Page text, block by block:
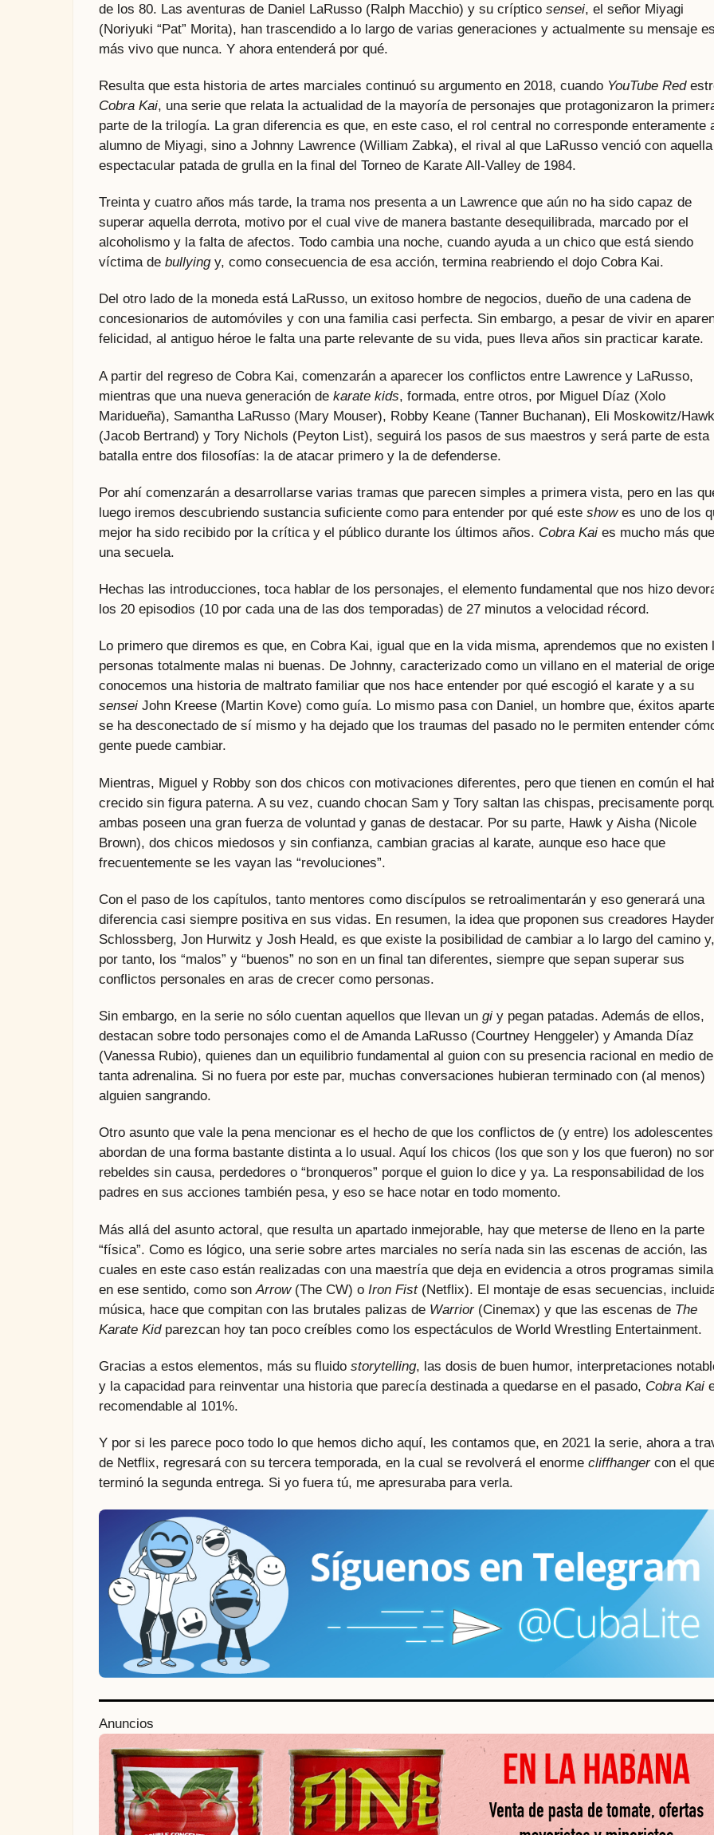
de los 80. Las aventuras de Daniel LaRusso (Ralph Macchio) y su críptico sensei, el señor Miyagi
(Noriyuki “Pat” Morita), han trascendido a lo largo de varias generaciones y actualmente su mensaje
más vivo que nunca. Y ahora entenderá por qué.
Resulta que esta historia de artes marciales continuó su argumento en 2018, cuando YouTube Red
Cobra Kai, una serie que relata la actualidad de la mayoría de personajes que protagonizaron la
parte de la trilogía. La gran diferencia es que, en este caso, el rol central no corresponde enteramente
alumno de Miyagi, sino a Johnny Lawrence (William Zabka), el rival al que LaRusso venció con aquella
espectacular patada de grulla en la final del Torneo de Karate All-Valley de 1984.
Treinta y cuatro años más tarde, la trama nos presenta a un Lawrence que aún no ha sido capaz de
superar aquella derrota, motivo por el cual vive de manera bastante desequilibrada, marcado por el
alcoholismo y la falta de afectos. Todo cambia una noche, cuando ayuda a un chico que está siendo
víctima de bullyingy, como consecuencia de esa acción, termina reabriendo el dojo Cobra Kai.
Del otro lado de la moneda está LaRusso, un exitoso hombre de negocios, dueño de una cadena de
concesionarios de automóviles y con una familia casi perfecta. Sin embargo, a pesar de vivir en
felicidad, al antiguo héroe le falta una parte relevante de su vida, pues lleva años sin practicar karate.
A partir del regreso de Cobra Kai, comenzarán a aparecer los conflictos entre Lawrence y LaRusso,
mientras que una nueva generación de karate kids, formada, entre otros, por Miguel Díaz (Xolo
Maridueña), Samantha LaRusso (Mary Mouser), Robby Keane (Tanner Buchanan), Eli Moskowitz/Hawk
(Jacob Bertrand) y Tory Nichols (Peyton List), seguirá los pasos de sus maestros y será parte de esta
batalla entre dos filosofías: la de atacar primero y la de defenderse.
Por ahí comenzarán a desarrollarse varias tramas que parecen simples a primera vista, pero en las
luego iremos descubriendo sustancia suficiente como para entender por qué este showes uno de los
mejor ha sido recibido por la crítica y el público durante los últimos años. Cobra Kai es mucho más que
una secuela.
Hechas las introducciones, toca hablar de los personajes, el elemento fundamental que nos hizo
los 20 episodios (10 por cada una de las dos temporadas) de 27 minutos a velocidad récord.
Lo primero que diremos es que, en Cobra Kai, igual que en la vida misma, aprendemos que no existen
personas totalmente malas ni buenas. De Johnny, caracterizado como un villano en el material de
conocemos una historia de maltrato familiar que nos hace entender por qué escogió el karate y a su
sensei John Kreese (Martin Kove) como guía. Lo mismo pasa con Daniel, un hombre que, éxitos
se ha desconectado de sí mismo y ha dejado que los traumas del pasado no le permiten entender
gente puede cambiar.
Mientras, Miguel y Robby son dos chicos con motivaciones diferentes, pero que tienen en común el
crecido sin figura paterna. A su vez, cuando chocan Sam y Tory saltan las chispas, precisamente
ambas poseen una gran fuerza de voluntad y ganas de destacar. Por su parte, Hawk y Aisha (Nicole
Brown), dos chicos miedosos y sin confianza, cambian gracias al karate, aunque eso hace que
frecuentemente se les vayan las “revoluciones”.
Con el paso de los capítulos, tanto mentores como discípulos se retroalimentarán y eso generará una
diferencia casi siempre positiva en sus vidas. En resumen, la idea que proponen sus creadores
Schlossberg, Jon Hurwitz y Josh Heald, es que existe la posibilidad de cambiar a lo largo del camino y,
por tanto, los “malos” y “buenos” no son en un final tan diferentes, siempre que sepan superar sus
conflictos personales en aras de crecer como personas.
Sin embargo, en la serie no sólo cuentan aquellos que llevan un gi y pegan patadas. Además de ellos,
destacan sobre todo personajes como el de Amanda LaRusso (Courtney Henggeler) y Amanda Díaz
(Vanessa Rubio), quienes dan un equilibrio fundamental al guion con su presencia racional en medio de
tanta adrenalina. Si no fuera por este par, muchas conversaciones hubieran terminado con (al menos)
alguien sangrando.
Otro asunto que vale la pena mencionar es el hecho de que los conflictos de (y entre) los
abordan de una forma bastante distinta a lo usual. Aquí los chicos (los que son y los que fueron) no
rebeldes sin causa, perdedores o “bronqueros” porque el guion lo dice y ya. La responsabilidad de los
padres en sus acciones también pesa, y eso se hace notar en todo momento.
Más allá del asunto actoral, que resulta un apartado inmejorable, hay que meterse de lleno en la parte
“física”. Como es lógico, una serie sobre artes marciales no sería nada sin las escenas de acción, las
cuales en este caso están realizadas con una maestría que deja en evidencia a otros programas
en ese sentido, como son Arrow(The CW) o Iron Fist (Netflix). El montaje de esas secuencias,
música, hace que compitan con las brutales palizas de Warrior (Cinemax) y que las escenas de The
Karate Kidparezcan hoy tan poco creíbles como los espectáculos de World Wrestling Entertainment.
Gracias a estos elementos, más su fluido storytelling, las dosis de buen humor, interpretaciones
y la capacidad para reinventar una historia que parecía destinada a quedarse en el pasado, Cobra Kai
recomendable al 101%.
Y por si les parece poco todo lo que hemos dicho aquí, les contamos que, en 2021 la serie, ahora a
de Netflix, regresará con su tercera temporada, en la cual se revolverá el enorme cliffhanger con el
terminó la segunda entrega. Si yo fuera tú, me apresuraba para verla.
Anuncios
P
o
s